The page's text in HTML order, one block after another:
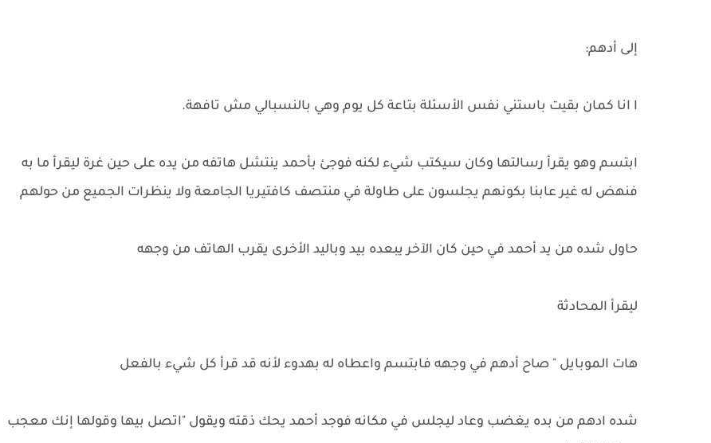
إلى أدهم:
ا انا كمان بقيت باستني نفس الأسئلة بتاعة كل يوم وهي بالنسبالي مش تافهة.
ابتسم وهو يقرأ رسالتها وكان سيكتب شيء لكنه فوجئ بأحمد ينتشل هاتفه من يده على حين غرة ليقرأ ما به
فنهض له غير عابنا بكونهم يجلسون على طاولة في منتصف كافتيريا الجامعة ولا ينظرات الجميع من حولهم
حاول شده من يد أحمد في حين كان الآخر يبعده بيد وباليد الأخرى يقرب الهاتف من وجهه
ليقرأ المحادثة
هات الموبايل " صاح أدهم في وجهه فابتسم واعطاه له بهدوء لأنه قد قرأ كل شيء بالفعل
شده ادهم من بده يغضب وعاد ليجلس في مكانه فوجد أحمد يحك ذقته ويقول "اتصل بيها وقولها إنك معجب